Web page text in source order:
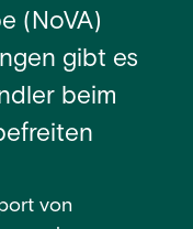
(NoVA)
gibt es
beim
von